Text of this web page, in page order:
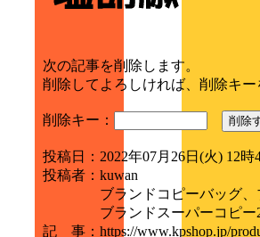
次の記事を削除します。
削除してよろしければ、削除キ
削除キー： 削除
投稿日 ： 2022年07月26日(火) 12時
投稿者 ： kuwan
記 事 ：
ブランドコピーバッグ
ブランドスーパーコピ
https://www.kpshop.jp/